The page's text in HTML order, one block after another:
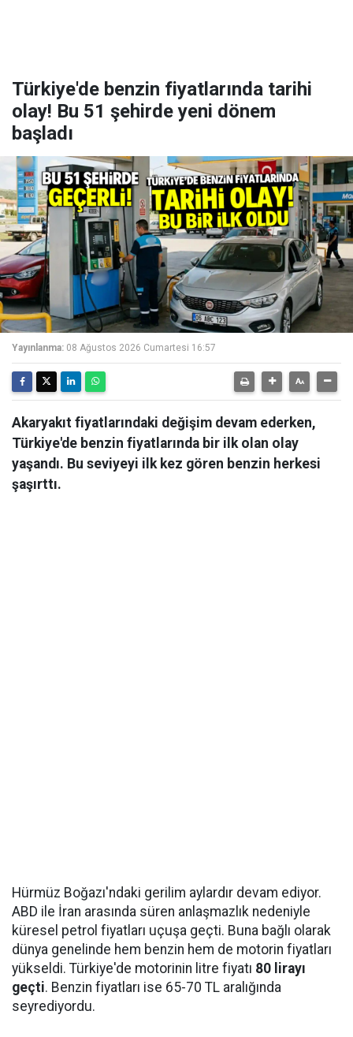
Türkiye'de benzin fiyatlarında tarihi
olay! Bu 51 şehirde yeni dönem
başladı
Yayınlanma: 08 Ağustos 2026 Cumartesi 16:57
Akaryakıt fiyatlarındaki değişim devam ederken,
Türkiye'de benzin fiyatlarında bir ilk olan olay
yaşandı. Bu seviyeyi ilk kez gören benzin herkesi
şaşırttı.
Hürmüz Boğazı'ndaki gerilim aylardır devam ediyor.
ABD ile İran arasında süren anlaşmazlık nedeniyle
küresel petrol fiyatları uçuşa geçti. Buna bağlı olarak
dünya genelinde hem benzin hem de motorin fiyatları
yükseldi. Türkiye'de motorinin litre fiyatı 80 lirayı
geçti. Benzin fiyatları ise 65-70 TL aralığında
seyrediyordu.